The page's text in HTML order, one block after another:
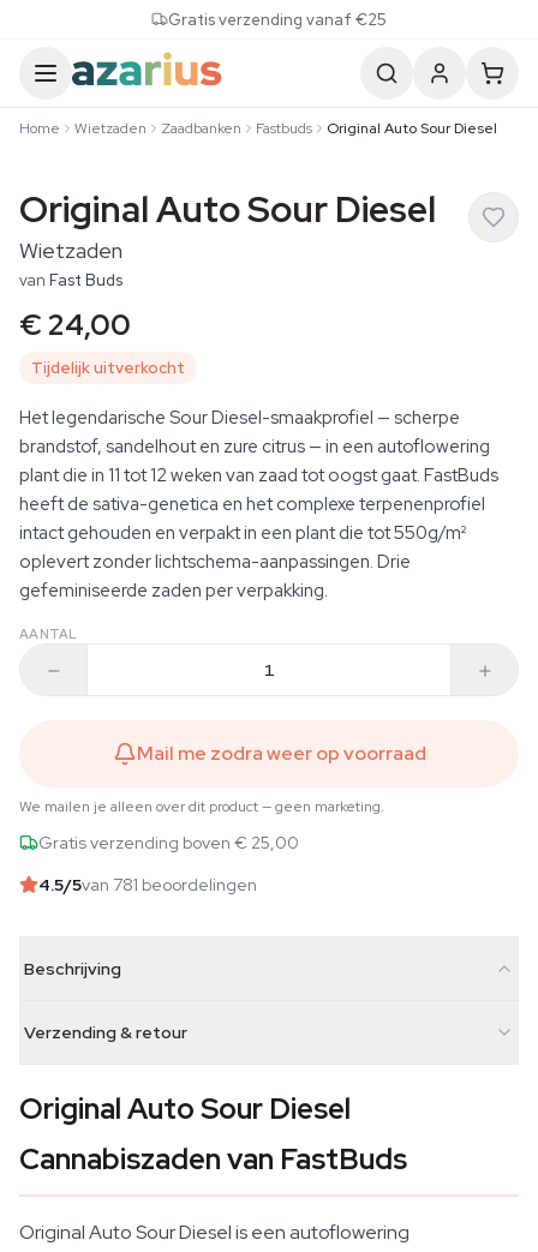
Gratis verzending vanaf €25
Home Wietzaden Zaadbanken Fastbuds Original Auto Sour Diesel
Original Auto Sour Diesel
Wietzaden
van Fast Buds
€ 24,00
Tijdelijk uitverkocht
Het legendarische Sour Diesel-smaakprofiel — scherpe
brandstof, sandelhout en zure citrus — in een autoflowering
plant die in 11 tot 12 weken van zaad tot oogst gaat. FastBuds
heeft de sativa-genetica en het complexe terpenenprofiel
intact gehouden en verpakt in een plant die tot 550g/m²
oplevert zonder lichtschema-aanpassingen. Drie
gefeminiseerde zaden per verpakking.
AANTAL
Mail me zodra weer op voorraad
We mailen je alleen over dit product — geen marketing.
Gratis verzending boven € 25,00
4.5/5van 781 beoordelingen
Beschrijving
Verzending & retour
Original Auto Sour Diesel
Cannabiszaden van FastBuds
Original Auto Sour Diesel is een autoflowering